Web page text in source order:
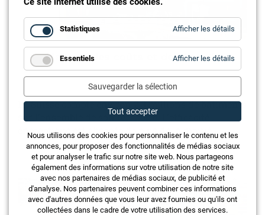
Maîtrise des coûts et de l'énergie
La Suisse compte environ 2,3 millions de bâtiments
sur l'ensemble de son territoire. L'efficacité
énergétique est absente de plus de la moitié.
Statistiques Afficher les détails
Essentiels Afficher les détails
Sauvegarder la sélection
Tout accepter
Nous utilisons des cookies pour personnaliser le contenu et les
annonces, pour proposer des fonctionnalités de médias sociaux
et pour analyser le trafic sur notre site web. Nous partageons
également des informations sur votre utilisation de notre site
avec nos partenaires de médias sociaux, de publicité et
d'analyse. Nos partenaires peuvent combiner ces informations
avec d'autres données que vous leur avez fournies ou qu'ils ont
collectées dans le cadre de votre utilisation des services.